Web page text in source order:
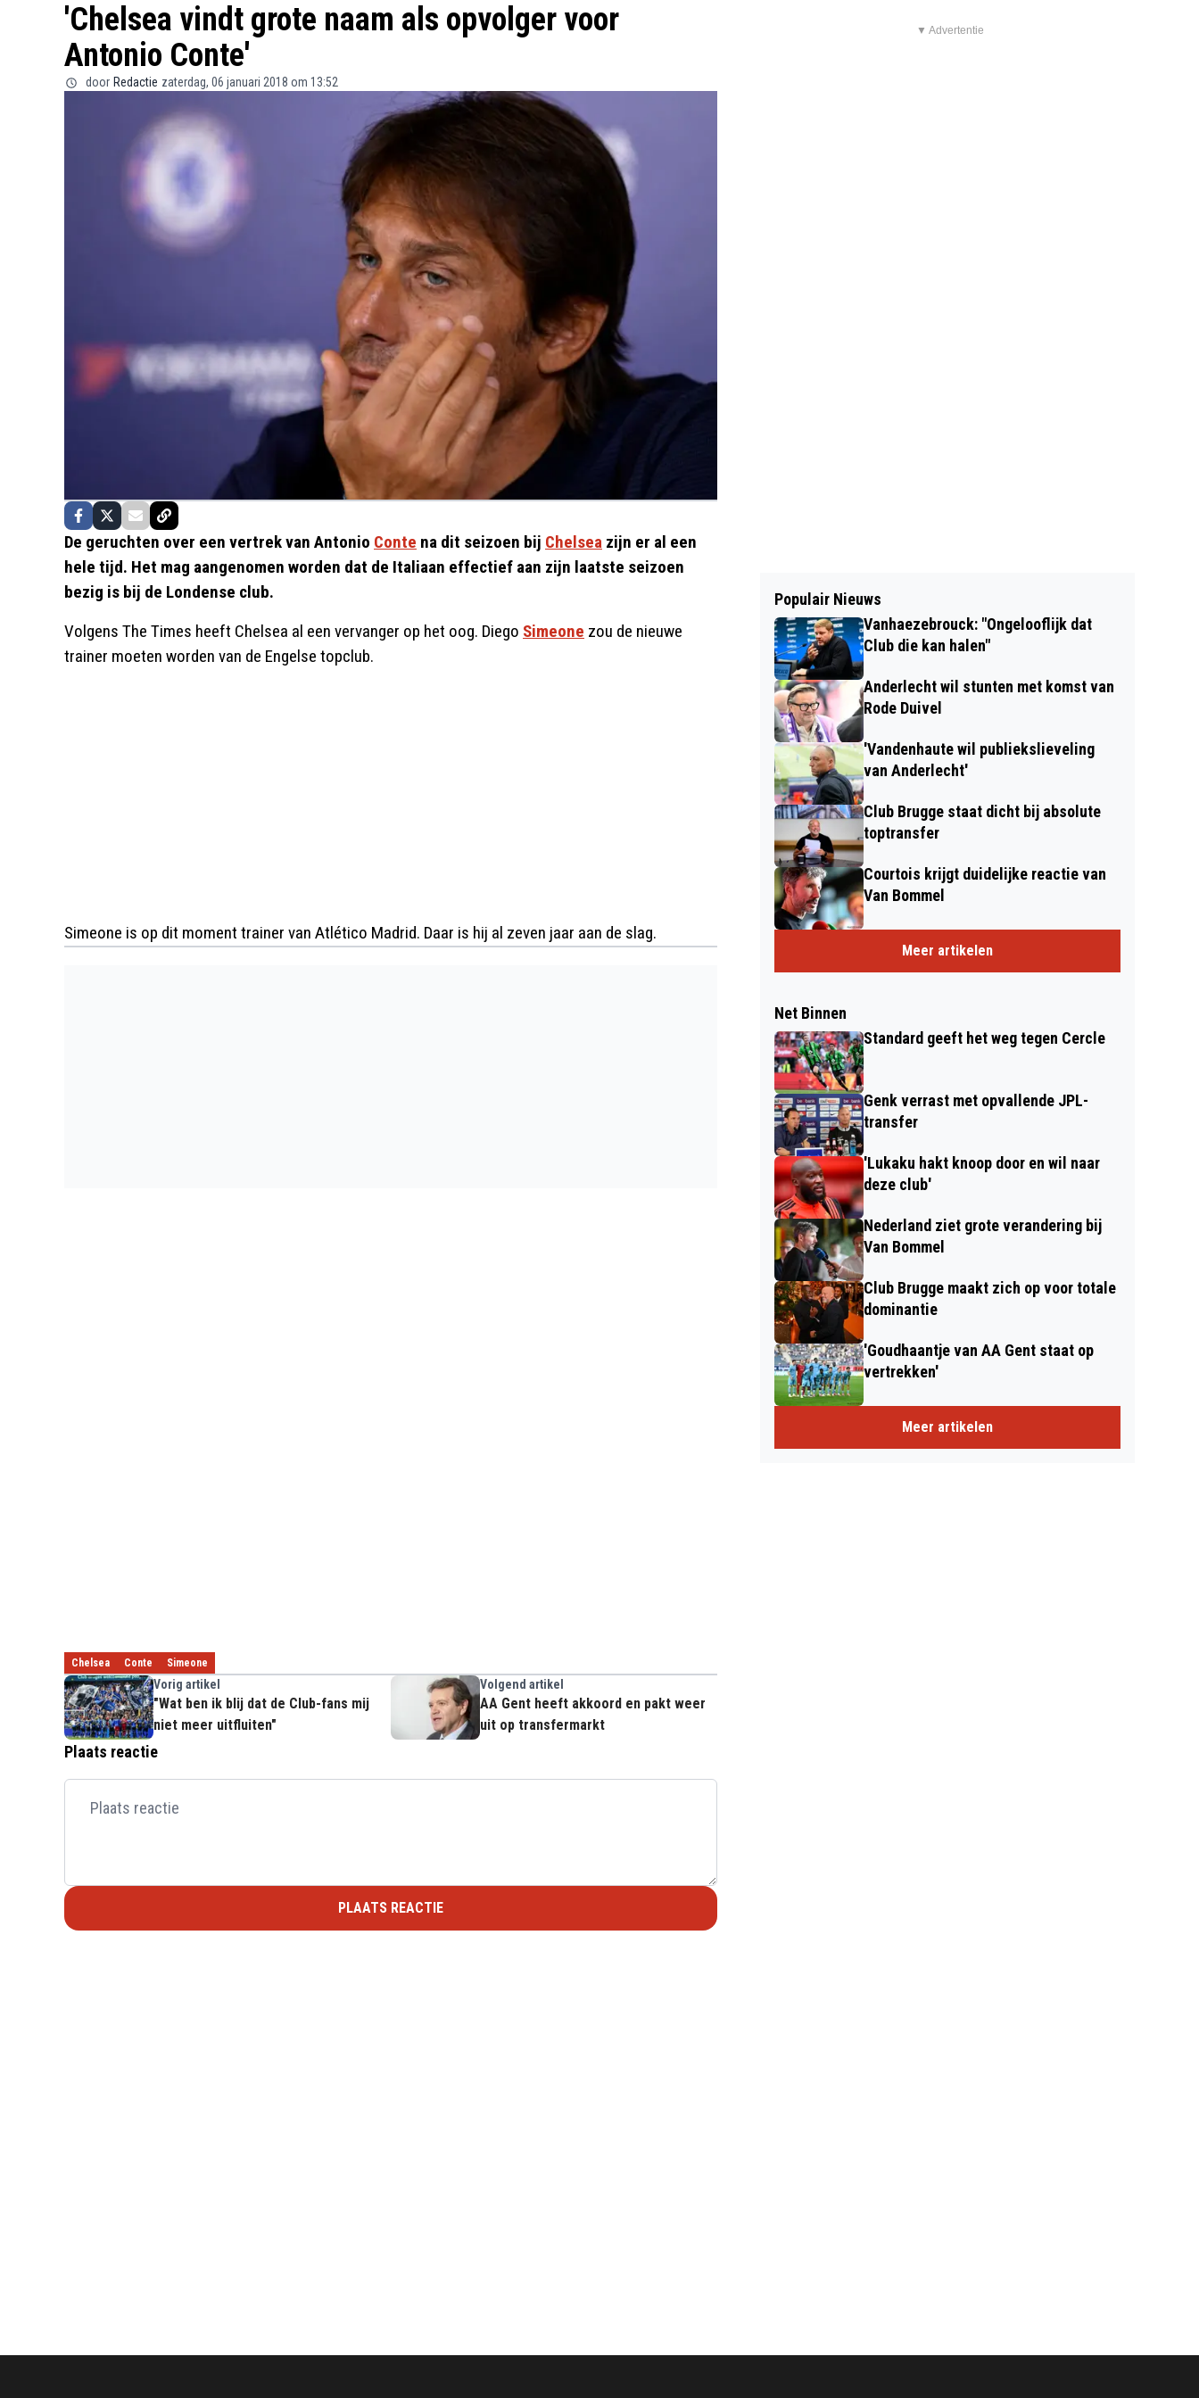
'Chelsea vindt grote naam als opvolger voor
Antonio Conte'
door Redactie zaterdag, 06 januari 2018 om 13:52
De geruchten over een vertrek van Antonio Conte na dit seizoen bij Chelsea zijn er al een
hele tijd. Het mag aangenomen worden dat de Italiaan effectief aan zijn laatste seizoen
bezig is bij de Londense club.
Volgens The Times heeft Chelsea al een vervanger op het oog. Diego Simeone zou de nieuwe
trainer moeten worden van de Engelse topclub.
Simeone is op dit moment trainer van Atlético Madrid. Daar is hij al zeven jaar aan de slag.
Chelsea Conte Simeone
Vorig artikel
"Wat ben ik blij dat de Club-fans mij
niet meer uitfluiten"
Volgend artikel
AA Gent heeft akkoord en pakt weer
uit op transfermarkt
Plaats reactie
PLAATS REACTIE
▼ Advertentie
Populair Nieuws
Vanhaezebrouck: "Ongelooflijk dat
Club die kan halen"
Anderlecht wil stunten met komst van
Rode Duivel
'Vandenhaute wil publiekslieveling
van Anderlecht'
Club Brugge staat dicht bij absolute
toptransfer
Courtois krijgt duidelijke reactie van
Van Bommel
Meer artikelen
Net Binnen
Standard geeft het weg tegen Cercle
Genk verrast met opvallende JPL-
transfer
'Lukaku hakt knoop door en wil naar
deze club'
Nederland ziet grote verandering bij
Van Bommel
Club Brugge maakt zich op voor totale
dominantie
'Goudhaantje van AA Gent staat op
vertrekken'
Meer artikelen